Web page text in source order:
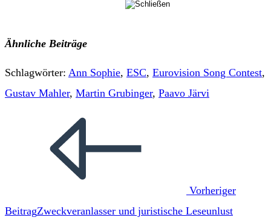
Ähnliche Beiträge
Schlagwörter: Ann Sophie, ESC, Eurovision Song Contest,
Gustav Mahler, Martin Grubinger, Paavo Järvi
ansehen
Vorheriger
BeitragZweckveranlasser und juristische Leseunlust